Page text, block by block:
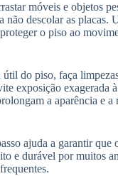
móveis e objetos
não descolar as placas.
o piso ao
útil do piso, faça
exposição exagerada
a aparência e a
ajuda a garantir que
e durável por muitos